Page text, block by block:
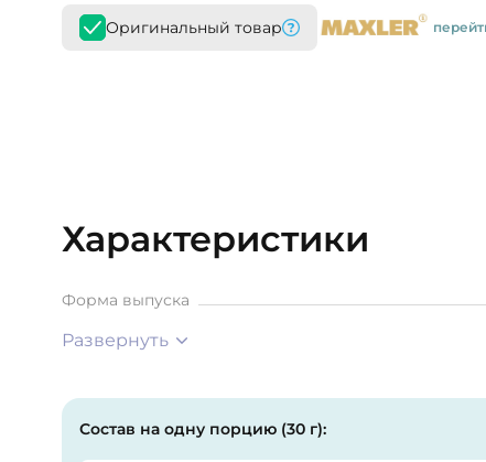
Оригинальный товар
Характеристики
Форма выпуска
Развернуть
Состав на одну порцию (30 г):